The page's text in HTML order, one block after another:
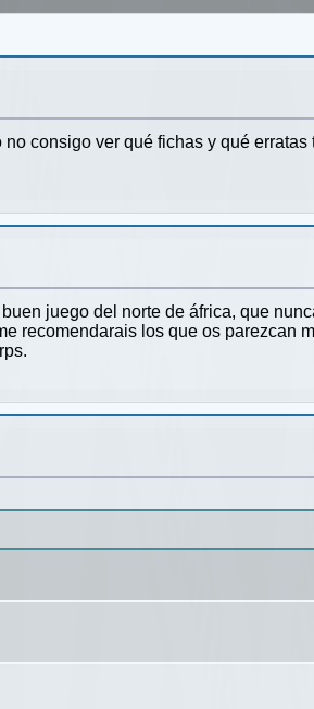
consigo ver qué fichas y qué erratas
juego del norte de áfrica, que
recomendarais los que os parezcan